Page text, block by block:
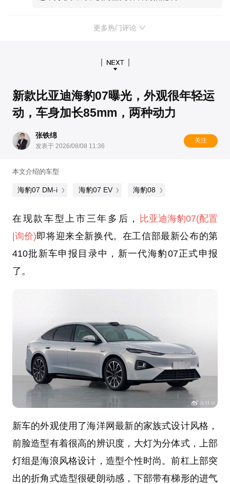
更多热门评论
新款比亚迪海豹07曝光，外观很年轻运
动，车身加长85mm，两种动力
张铁绵
发表于 2026/08/08 11:36
关注
本文介绍的车型
海豹07 DM-i 海豹07 EV 海豹08
在现款车型上市三年多后， 比亚迪海豹07(配置
|询价)即将迎来全新换代。在工信部最新公布的第
410批新车申报目录中，新一代海豹07正式申报
了。
新车的外观使用了海洋网最新的家族式设计风格，
前脸造型有着很高的辨识度，大灯为分体式，上部
灯组是海浪风格设计，造型个性时尚。前杠上部突
出的折角式造型很硬朗动感，下部带有梯形的进气